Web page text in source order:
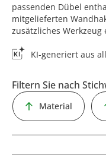
passenden Dübel
mitgelieferten
zusätzliches Werkzeug
KI-generiert aus
Filtern Sie nach
Material